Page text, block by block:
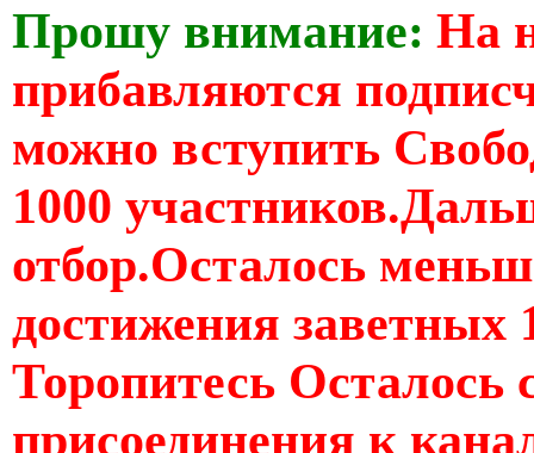
Прошу внимание: На
прибавляются
можно вступить
1000
отбор.Осталось
достижения заветных
Торопитесь Осталось
присоединения к